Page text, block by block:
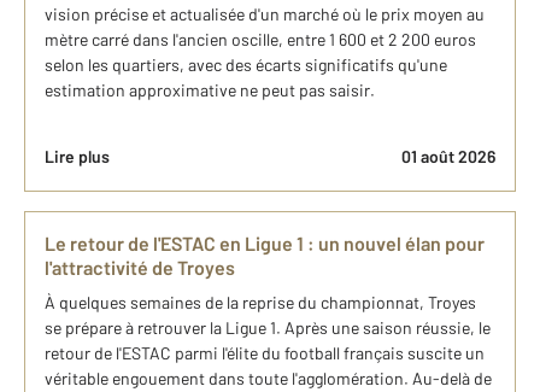
vision précise et actualisée d'un marché où le prix moyen au
mètre carré dans l'ancien oscille, entre 1 600 et 2 200 euros
selon les quartiers, avec des écarts significatifs qu'une
estimation approximative ne peut pas saisir.
Lire plus 01 août 2026
Le retour de l'ESTAC en Ligue 1 : un nouvel élan pour
l'attractivité de Troyes
À quelques semaines de la reprise du championnat, Troyes
se prépare à retrouver la Ligue 1. Après une saison réussie, le
retour de l'ESTAC parmi l'élite du football français suscite un
véritable engouement dans toute l'agglomération. Au-delà de